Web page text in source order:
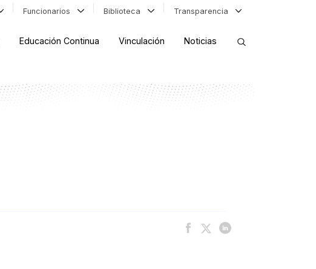
Funcionarios Biblioteca Transparencia
Educación Continua Vinculación Noticias